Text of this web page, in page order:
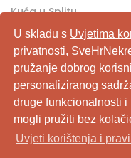
U skladu s Uvjetima
privatnosti,
pružanje dobrog
personaliziranog
druge funkcionalnosti
mogli pružiti bez
Uvjeti korištenja i
Kuća u Splitu
Kuća u Rijeci
SveHrNekretnine.com
pretraživač/oglašivač
kuća, vikendica,
nekretnina,